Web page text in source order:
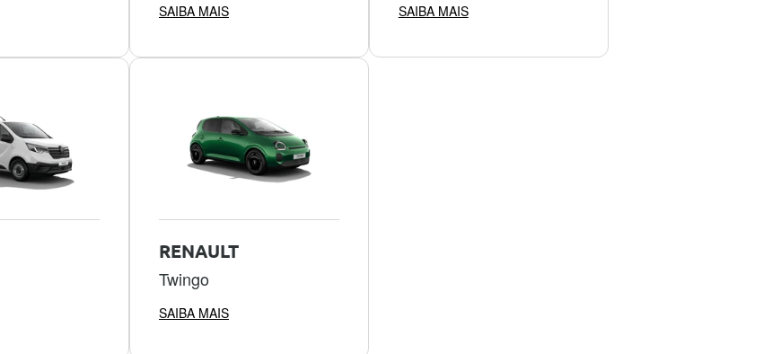
SAIBA MAIS SAIBA MAIS
RENAULT
Twingo
SAIBA MAIS